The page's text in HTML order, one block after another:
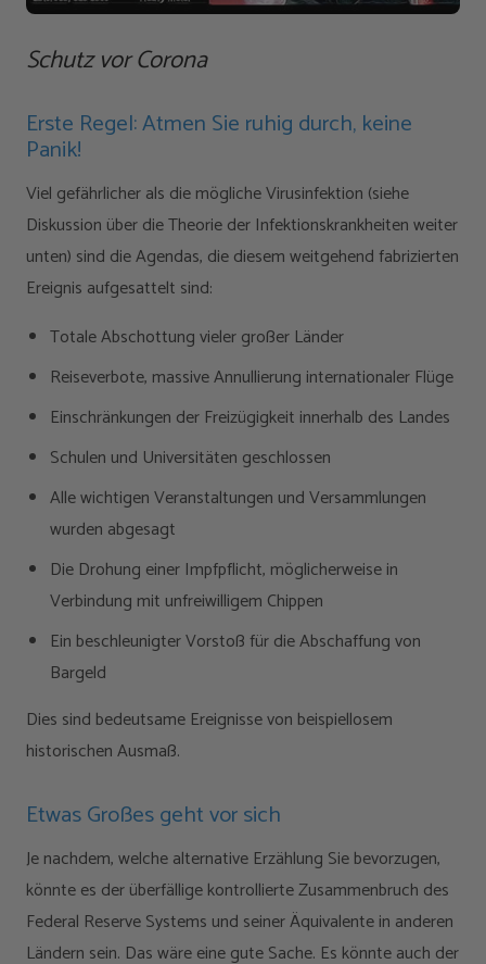
Schutz vor Corona
Erste Regel: Atmen Sie ruhig durch, keine
Panik!
Viel gefährlicher als die mögliche Virusinfektion (siehe
Diskussion über die Theorie der Infektionskrankheiten weiter
unten) sind die Agendas, die diesem weitgehend fabrizierten
Ereignis aufgesattelt sind:
Totale Abschottung vieler großer Länder
Reiseverbote, massive Annullierung internationaler Flüge
Einschränkungen der Freizügigkeit innerhalb des Landes
Schulen und Universitäten geschlossen
Alle wichtigen Veranstaltungen und Versammlungen
wurden abgesagt
Die Drohung einer Impfpflicht, möglicherweise in
Verbindung mit unfreiwilligem Chippen
Ein beschleunigter Vorstoß für die Abschaffung von
Bargeld
Dies sind bedeutsame Ereignisse von beispiellosem
historischen Ausmaß.
Etwas Großes geht vor sich
Je nachdem, welche alternative Erzählung Sie bevorzugen,
könnte es der überfällige kontrollierte Zusammenbruch des
Federal Reserve Systems und seiner Äquivalente in anderen
Ländern sein. Das wäre eine gute Sache. Es könnte auch der